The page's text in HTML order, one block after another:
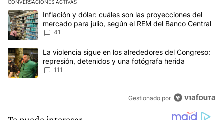
CONVERSACIONES ACTIVAS
Este listado muestra los artículos con más comentarios en los
Un artículo de tendencia con el título "Inflación y dólar: cuáles
Inflación y dólar: cuáles son las proyecciones del
mercado para julio, según el REM del Banco Central
41
Un artículo de tendencia con el título "La violencia sigue en los
La violencia sigue en los alrededores del Congreso:
represión, detenidos y una fotógrafa herida
111
Gestionado por